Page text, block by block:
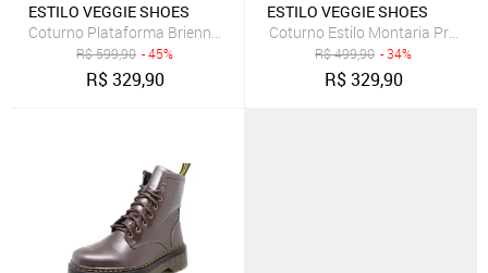
ESTILO VEGGIE SHOES
Coturno Plataforma Brienne Estilo Veggie Preto
R$599,90 - 45%
R$329,90
ESTILO VEGGIE SHOES
Coturno Estilo Montaria Preto
R$499,90 - 34%
R$329,90